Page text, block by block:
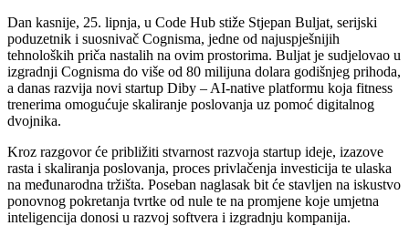
Dan kasnije, 25. lipnja, u Code Hub stiže Stjepan Buljat, serijski
poduzetnik i suosnivač Cognisma, jedne od najuspješnijih
tehnoloških priča nastalih na ovim prostorima. Buljat je sudjelovao u
izgradnji Cognisma do više od 80 milijuna dolara godišnjeg prihoda,
a danas razvija novi startup Diby – AI-native platformu koja fitness
trenerima omogućuje skaliranje poslovanja uz pomoć digitalnog
dvojnika.
Kroz razgovor će približiti stvarnost razvoja startup ideje, izazove
rasta i skaliranja poslovanja, proces privlačenja investicija te ulaska
na međunarodna tržišta. Poseban naglasak bit će stavljen na iskustvo
ponovnog pokretanja tvrtke od nule te na promjene koje umjetna
inteligencija donosi u razvoj softvera i izgradnju kompanija.